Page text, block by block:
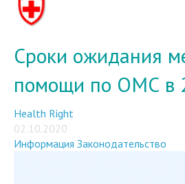
Сроки ожидания
помощи по ОМС в
Health Right
02.10.2020
Информация Законодательство